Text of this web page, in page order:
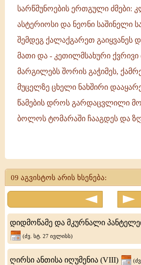
სარწმუნოების ერთგული ძმები:
ასტერიოსი და ნეონი საშინელი
შემდეგ ქალაქგარეთ გაიყვანეს
მათი და - კეთილმსახური
მარგილებს შორის გაჭიმეს,
მუცელზე ცხელი ნახშირი
წამების დროს გარდაცვლილი
ბოლოს ტომარაში ჩააგდეს და
ასტერიოსი,
და
თეონილა
09 აგვისტოს არის ხსენება:
დიდმოწამე და მკურნალი
(ძვ. სტ. 27 ივლისს)
ღირსი ანთისა იღუმენია (VIII)